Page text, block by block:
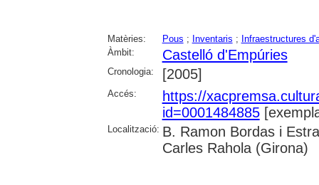
Matèries: Pous ; Inventaris ; Infraestructures
Àmbit:
Castelló d'Empúries
Cronologia: [2005]
Accés:
https://
id=0001484885
Localització: B. Ramon Bordas i
Carles Rahola (Girona)